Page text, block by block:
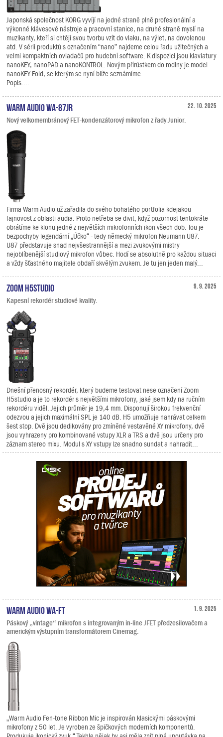
Japonská společnost KORG vyvíjí na jedné straně plně profesionální a
výkonné klávesové nástroje a pracovní stanice, na druhé straně myslí na
muzikanty, kteří si chtějí svou tvorbu vzít do vlaku, na výlet, na dovolenou
atd. V sérii produktů s označením “nano” najdeme celou řadu užitečných a
velmi kompaktních ovladačů pro hudební software. K dispozici jsou klaviatury
nanoKEY, nanoPAD a nanoKONTROL. Novým přírůstkem do rodiny je model
nanoKEY Fold, se kterým se nyní blíže seznámíme.
Popis....
22. 10. 2025
Warm Audio WA-87jr
Nový velkomembránový FET-kondenzátorový mikrofon z řady Junior.
Firma Warm Audio už zařadila do svého bohatého portfolia kdejakou
fajnovost z oblasti audia. Proto netřeba se divit, když pozornost tentokráte
obrátíme ke klonu jedné z největších mikrofonních ikon všech dob. Tou je
bezpochyby legendární „Účko“ - tedy německý mikrofon Neumann U87.
U87 představuje snad nejvšestrannější a mezi zvukovými mistry
nejoblíbenější studiový mikrofon vůbec. Hodí se absolutně pro každou situaci
a vždy šťastného majitele obdaří skvělým zvukem. Je tu jen jeden malý...
9. 9. 2025
Zoom H5studio
Kapesní rekordér studiové kvality.
Dnešní přenosný rekordér, který budeme testovat nese označení Zoom
H5studio a je to rekordér s největšími mikrofony, jaké jsem kdy na ručním
rekordéru viděl. Jejich průměr je 19,4 mm. Disponují širokou frekvenční
odezvou a jejich maximální SPL je 140 dB. H5 umožňuje nahrávat celkem
šest stop. Dvě jsou dedikovány pro zmíněné vestavěné XY mikrofony, dvě
jsou vyhrazeny pro kombinované vstupy XLR a TRS a dvě jsou určeny pro
záznam stereo mixu. Modul s XY vstupy lze snadno sundat a nahradit...
1. 9. 2025
Warm Audio WA-FT
Páskový „vintage“ mikrofon s integrovaným in-line JFET předzesilovačem a
americkým výstupním transformátorem Cinemag.
„Warm Audio Fen-tone Ribbon Mic je inspirován klasickými páskovými
mikrofony z 50 let. Je vyroben ze špičkových moderních komponentů.